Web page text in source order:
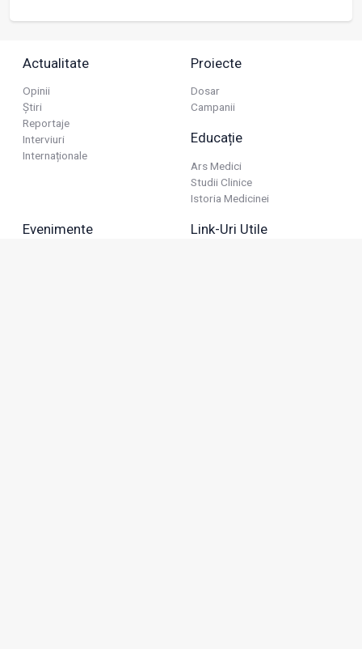
Actualitate
Opinii
Știri
Reportaje
Interviuri
Internaționale
Proiecte
Dosar
Campanii
Educație
Ars Medici
Studii Clinice
Istoria Medicinei
Evenimente Link-Uri Utile